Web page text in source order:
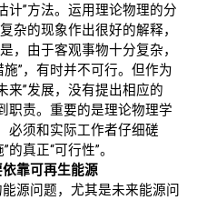
计”方法。运用理论物理的分
杂的现象作出很好的解释，
，由于客观事物十分复杂，
施”，有时并不可行。但作为
来”发展，没有提出相应的
职责。重要的是理论物理学
必须和实际工作者仔细磋
真正“可行性”。
靠可再生能源
源问题，尤其是未来能源问